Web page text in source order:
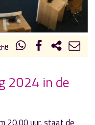
Vrouwencirkel
2024 in de